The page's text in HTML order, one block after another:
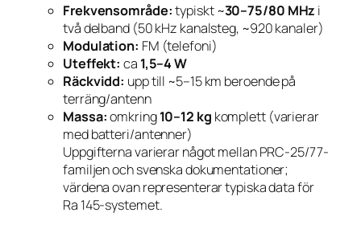
Frekvensområde:typiskt ~30–75/80 MHz i
två delband (50 kHz kanalsteg, ~920 kanaler)
Modulation: FM (telefoni)
Uteffekt: ca 1,5–4 W
Räckvidd: upp till ~5–15 km beroende på
terräng/antenn
Massa:omkring10–12 kg komplett (varierar
med batteri/antenner)
Uppgifterna varierar något mellan PRC-25/77-
familjen och svenska dokumentationer;
värdena ovan representerar typiska data för
Ra 145-systemet.